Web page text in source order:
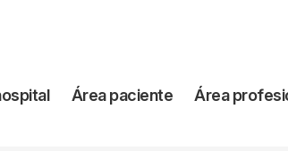
Área paciente Área